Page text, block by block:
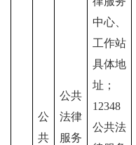
公
共
公共
法律
服务
中心、
工作站
具体地
址；
12348
公共法